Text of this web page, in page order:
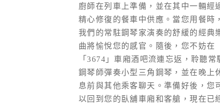
廚師在列車上準備，並在其中一輛經
精心修復的餐車中供應。當您用餐時
我們的常駐鋼琴家演奏的舒緩的經典
曲將愉悅您的感官。隨後，您不妨在
「3674」車廂酒吧流連忘返，聆聽常
鋼琴師彈奏小型三角鋼琴，並在晚上
息前與其他乘客聊天。準備好後，您
以回到您的臥舖車廂和客艙，現在已